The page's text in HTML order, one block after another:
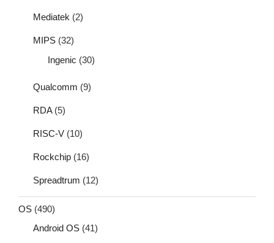
Mediatek (2)
MIPS (32)
Ingenic (30)
Qualcomm (9)
RDA(5)
RISC-V (10)
Rockchip (16)
Spreadtrum (12)
OS (490)
Android OS (41)